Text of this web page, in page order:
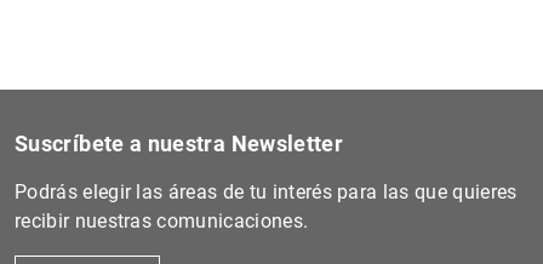
1 2
Suscríbete a nuestra Newsletter
Podrás elegir las áreas de tu interés para las que quieres
recibir nuestras comunicaciones.